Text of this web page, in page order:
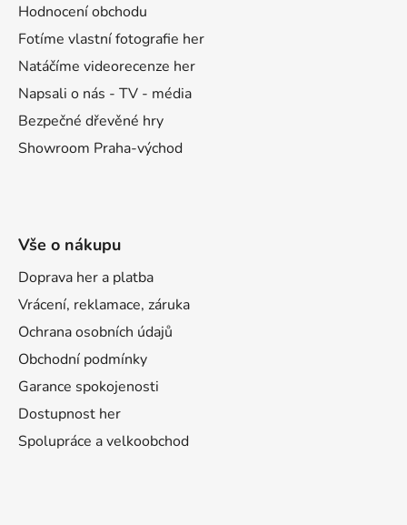
Hodnocení obchodu
Fotíme vlastní fotografie her
Natáčíme videorecenze her
Napsali o nás - TV - média
Bezpečné dřevěné hry
Showroom Praha-východ
Vše o nákupu
Doprava her a platba
Vrácení, reklamace, záruka
Ochrana osobních údajů
Obchodní podmínky
Garance spokojenosti
Dostupnost her
Spolupráce a velkoobchod